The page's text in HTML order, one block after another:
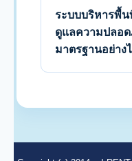
ระบบบริหารพื้
ดูแลความปลอ
มาตรฐานอย่าง